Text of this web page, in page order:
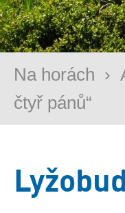
Na horách ›
čtyř pánů“